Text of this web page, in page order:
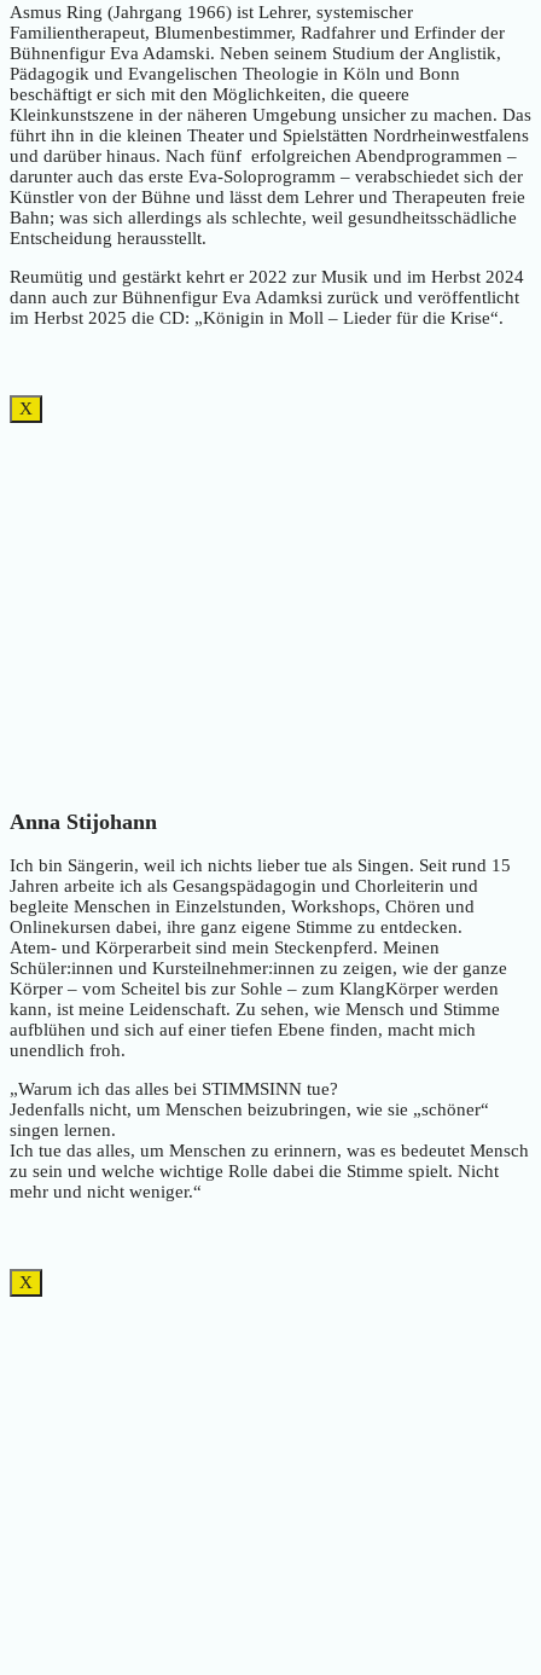
Asmus Ring (Jahrgang 1966) ist Lehrer, systemischer
Familientherapeut, Blumenbestimmer, Radfahrer und Erfinder der
Bühnenfigur Eva Adamski. Neben seinem Studium der Anglistik,
Pädagogik und Evangelischen Theologie in Köln und Bonn
beschäftigt er sich mit den Möglichkeiten, die queere
Kleinkunstszene in der näheren Umgebung unsicher zu machen. Das
führt ihn in die kleinen Theater und Spielstätten Nordrheinwestfalens
und darüber hinaus. Nach fünf erfolgreichen Abendprogrammen –
darunter auch das erste Eva-Soloprogramm – verabschiedet sich der
Künstler von der Bühne und lässt dem Lehrer und Therapeuten freie
Bahn; was sich allerdings als schlechte, weil gesundheitsschädliche
Entscheidung herausstellt.
Reumütig und gestärkt kehrt er 2022 zur Musik und im Herbst 2024
dann auch zur Bühnenfigur Eva Adamksi zurück und veröffentlicht
im Herbst 2025 die CD: „Königin in Moll – Lieder für die Krise“.
X
Anna Stijohann
Ich bin Sängerin, weil ich nichts lieber tue als Singen. Seit rund 15
Jahren arbeite ich als Gesangspädagogin und Chorleiterin und
begleite Menschen in Einzelstunden, Workshops, Chören und
Onlinekursen dabei, ihre ganz eigene Stimme zu entdecken.
Atem- und Körperarbeit sind mein Steckenpferd. Meinen
Schüler:innen und Kursteilnehmer:innen zu zeigen, wie der ganze
Körper – vom Scheitel bis zur Sohle – zum KlangKörper werden
kann, ist meine Leidenschaft. Zu sehen, wie Mensch und Stimme
aufblühen und sich auf einer tiefen Ebene finden, macht mich
unendlich froh.
„Warum ich das alles bei STIMMSINN tue?
Jedenfalls nicht, um Menschen beizubringen, wie sie „schöner“
singen lernen.
Ich tue das alles, um Menschen zu erinnern, was es bedeutet Mensch
zu sein und welche wichtige Rolle dabei die Stimme spielt. Nicht
mehr und nicht weniger.“
X